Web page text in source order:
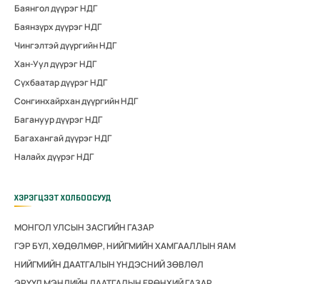
Баянгол дүүрэг НДГ
Баянзүрх дүүрэг НДГ
Чингэлтэй дүүргийн НДГ
Хан-Уул дүүрэг НДГ
Сүхбаатар дүүрэг НДГ
Сонгинхайрхан дүүргийн НДГ
Багануур дүүрэг НДГ
Багахангай дүүрэг НДГ
Налайх дүүрэг НДГ
ХЭРЭГЦЭЭТ ХОЛБООСУУД
МОНГОЛ УЛСЫН ЗАСГИЙН ГАЗАР
ГЭР БҮЛ, ХӨДӨЛМӨР, НИЙГМИЙН ХАМГААЛЛЫН ЯАМ
НИЙГМИЙН ДААТГАЛЫН ҮНДЭСНИЙ ЗӨВЛӨЛ